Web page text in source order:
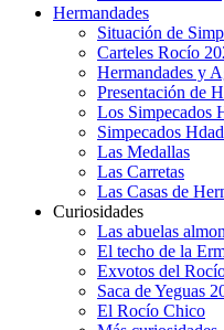
Hermandades
Situación de
Carteles Rocío
Hermandades y
Presentación de
Los Simpecados
Simpecados
Las Medallas
Las Carretas
Las Casas de
Curiosidades
Las abuelas
El techo de la
Exvotos del
Saca de Yeguas
El Rocío Chico